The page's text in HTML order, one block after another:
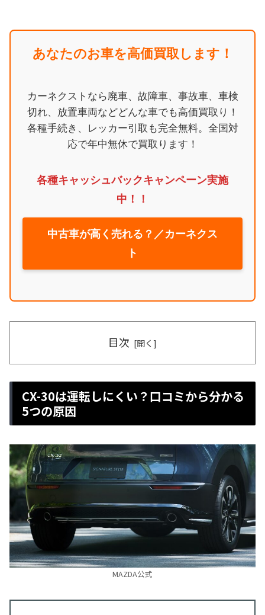
あなたのお車を高価買取します！
カーネクストなら廃車、故障車、事故車、車検
切れ、放置車両などどんな車でも高価買取り！
各種手続き、レッカー引取も完全無料。全国対
応で年中無休で買取ります！
各種キャッシュバックキャンペーン実施
中！！
中古車が高く売れる？／カーネクス
ト
目次
CX-30は運転しにくい？口コミから分かる
5つの原因
MAZDA公式